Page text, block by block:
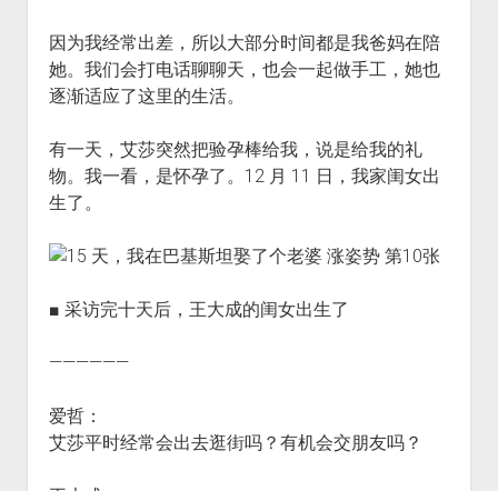
因为我经常出差，所以大部分时间都是我爸妈在陪
她。我们会打电话聊聊天，也会一起做手工，她也
逐渐适应了这里的生活。
有一天，艾莎突然把验孕棒给我，说是给我的礼
物。我一看，是怀孕了。12 月 11 日，我家闺女出
生了。
■ 采访完十天后，王大成的闺女出生了
——————
爱哲：
艾莎平时经常会出去逛街吗？有机会交朋友吗？